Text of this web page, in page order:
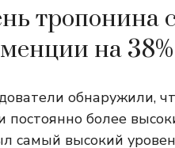
тропонина
на 38%
обнаружили,
более
самый высокий